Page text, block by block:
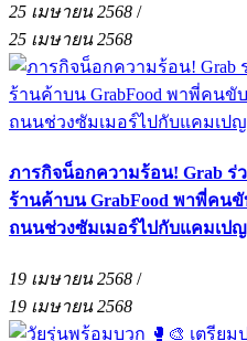
25 เมษายน 2568 /
25 เมษายน 2568
ภารกิจน็อกความร้อน! Grab ร่
ร้านค้าบน GrabFood พาพี่คน
ถนนช่วงซัมเมอร์ไปกับแคมเปญ
19 เมษายน 2568 /
19 เมษายน 2568